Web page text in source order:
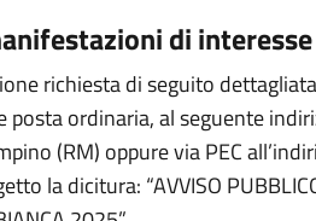
di interesse
richiesta di seguito
ordinaria, al seguente
(RM) oppure via PEC
la dicitura: “AVVISO